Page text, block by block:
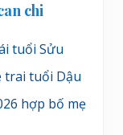
chi
tuổi Sửu
trai tuổi Dậu
hợp bố mẹ